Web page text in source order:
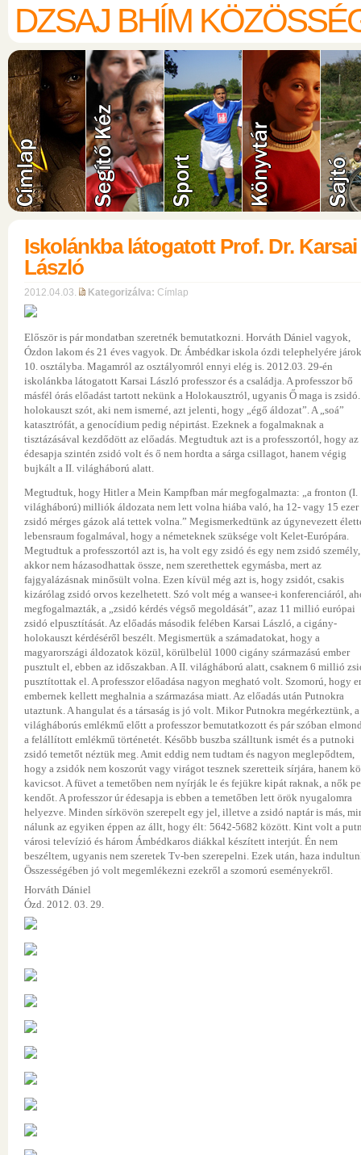
DZSAJ BHÍM
Iskolánkba látogatott Prof. Dr. Karsai
László
2012.04.03. Kategorizálva: Címlap
Először is pár mondatban szeretnék bemutatkozni. Horváth Dániel vagyok,
Ózdon lakom és 21 éves vagyok. Dr. Ámbédkar iskola ózdi telephelyére
10. osztályba. Magamról az osztályomról ennyi elég is. 2012.03. 29-én
iskolánkba látogatott Karsai László professzor és a családja. A professzor bő
másfél órás előadást tartott nekünk a Holokausztról, ugyanis Ő maga is zsidó.
holokauszt szót, aki nem ismerné, azt jelenti, hogy „égő áldozat”. A „soá”
katasztrófát, a genocídium pedig népirtást. Ezeknek a fogalmaknak a
tisztázásával kezdődött az előadás. Megtudtuk azt is a professzortól, hogy az
édesapja szintén zsidó volt és ő nem hordta a sárga csillagot, hanem végig
bujkált a II. világháború alatt.
Megtudtuk, hogy Hitler a Mein Kampfban már megfogalmazta: „a fronton (I.
világháború) milliók áldozata nem lett volna hiába való, ha 12- vagy 15 ezer
zsidó mérges gázok alá tettek volna.” Megismerkedtünk az úgynevezett
lebensraum fogalmával, hogy a németeknek szüksége volt Kelet-Európára.
Megtudtuk a professzortól azt is, ha volt egy zsidó és egy nem zsidó személy,
akkor nem házasodhattak össze, nem szerethettek egymásba, mert az
fajgyalázásnak minősült volna. Ezen kívül még azt is, hogy zsidót, csakis
kizárólag zsidó orvos kezelhetett. Szó volt még a wansee-i konferenciáról,
megfogalmazták, a „zsidó kérdés végső megoldását”, azaz 11 millió európai
zsidó elpusztítását. Az előadás második felében Karsai László, a cigány-
holokauszt kérdéséről beszélt. Megismertük a számadatokat, hogy a
magyarországi áldozatok közül, körülbelül 1000 cigány származású ember
pusztult el, ebben az időszakban. A II. világháború alatt, csaknem 6 millió
pusztítottak el. A professzor előadása nagyon megható volt. Szomorú, hogy
embernek kellett meghalnia a származása miatt. Az előadás után Putnokra
utaztunk. A hangulat és a társaság is jó volt. Mikor Putnokra megérkeztünk,
világháborús emlékmű előtt a professzor bemutatkozott és pár szóban
a felállított emlékmű történetét. Később buszba szálltunk ismét és a putnoki
zsidó temetőt néztük meg. Amit eddig nem tudtam és nagyon meglepődtem,
hogy a zsidók nem koszorút vagy virágot tesznek szeretteik sírjára, hanem
kavicsot. A füvet a temetőben nem nyírják le és fejükre kipát raknak, a nők
kendőt. A professzor úr édesapja is ebben a temetőben lett örök nyugalomra
helyezve. Minden sírkövön szerepelt egy jel, illetve a zsidó naptár is más,
nálunk az egyiken éppen az állt, hogy élt: 5642-5682 között. Kint volt a
városi televízió és három Ámbédkaros diákkal készített interjút. Én nem
beszéltem, ugyanis nem szeretek Tv-ben szerepelni. Ezek után, haza
Összességében jó volt megemlékezni ezekről a szomorú eseményekről.
Horváth Dániel
Ózd. 2012. 03. 29.